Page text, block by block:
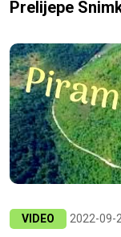
Prelijepe
VIDEO 2022-09-